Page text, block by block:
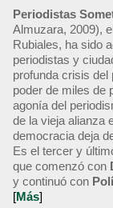
Periodistas
Almuzara, 2009),
Rubiales, ha sido
periodistas y
profunda crisis del
poder de miles de
agonía del
de la vieja alianza
democracia deja
Es el tercer y
que comenzó con
y continuó con
[Más]